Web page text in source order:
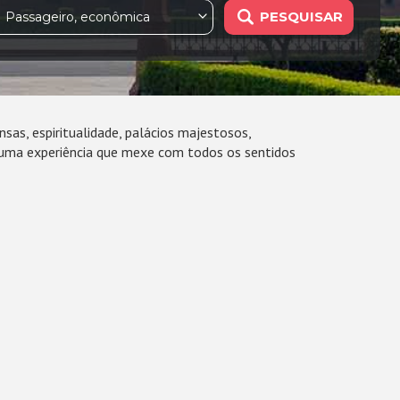
Passageiro, econômica PESQUISAR
espiritualidade, palácios majestosos,
experiência que mexe com todos os sentidos